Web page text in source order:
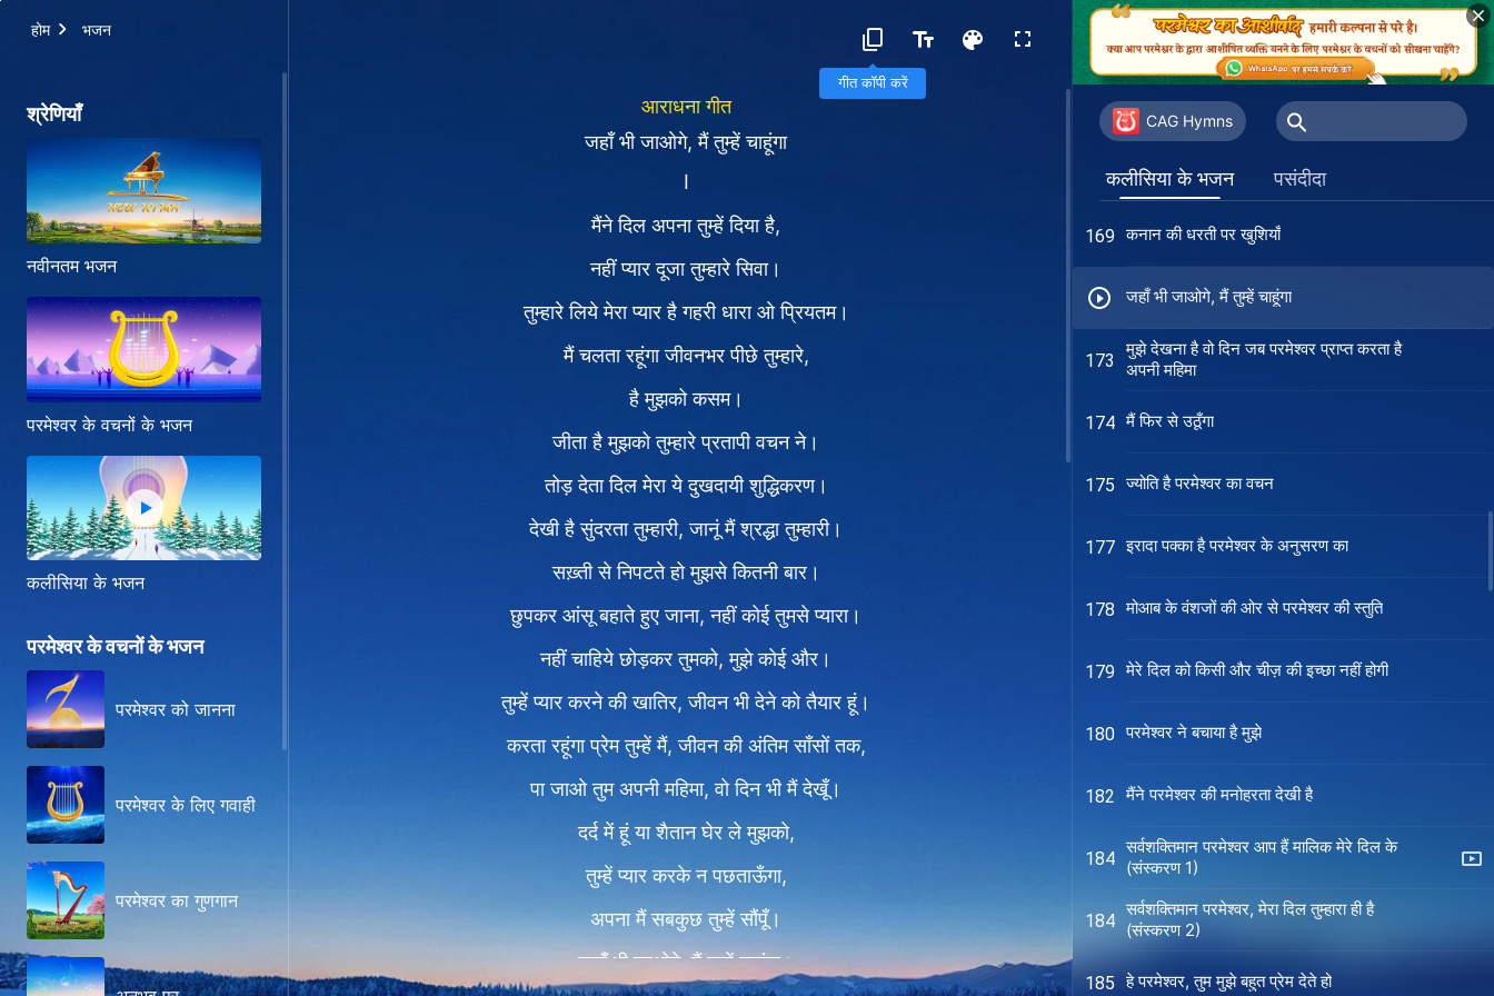
होम भजन
गीत कॉपी करें
श्रेणियाँ
नवीनतम भजन
परमेश्वर के वचनों के भजन
कलीसिया के भजन
परमेश्वर के वचनों के भजन
परमेश्वर को जानना
परमेश्वर के लिए गवाही
परमेश्वर का गुणगान
आराधना गीत
जहाँ भी जाओगे, मैं तुम्हें चाहूंगा
I
मैंने दिल अपना तुम्हें दिया है,
नहीं प्यार दूजा तुम्हारे सिवा।
तुम्हारे लिये मेरा प्यार है गहरी धारा ओ प्रियतम।
मैं चलता रहूंगा जीवनभर पीछे तुम्हारे,
है मुझको कसम।
जीता है मुझको तुम्हारे प्रतापी वचन ने।
तोड़ देता दिल मेरा ये दुखदायी शुद्धिकरण।
देखी है सुंदरता तुम्हारी, जानूं मैं श्रद्धा तुम्हारी।
सख़्ती से निपटते हो मुझसे कितनी बार।
छुपकर आंसू बहाते हुए जाना, नहीं कोई तुमसे प्यारा।
नहीं चाहिये छोड़कर तुमको, मुझे कोई और।
तुम्हें प्यार करने की खातिर, जीवन भी देने को तैयार हूं।
करता रहूंगा प्रेम तुम्हें मैं, जीवन की अंतिम साँसों तक,
पा जाओ तुम अपनी महिमा, वो दिन भी मैं देखूँ।
दर्द में हूं या शैतान घेर ले मुझको,
तुम्हें प्यार करके न पछताऊँगा,
अपना मैं सबकुछ तुम्हें सौंपूँ।
जहाँ भी जाओगे, मैं तुम्हें चाहूंगा।
CAG Hymns
कलीसिया के भजन पसंदीदा
164 धरती पर सच्चा प्यार पाना क्यों है इतना मुश्किल
166 मैं बस करूँगी परमेश्वर का अनुसरण
168 ओ मेरे प्रिय, मैं तलाश में हूं तुम्हारी
169 कनान की धरती पर खुशियाँ
जहाँ भी जाओगे, मैं तुम्हें चाहूंगा
173
मुझे देखना है वो दिन जब परमेश्वर प्राप्त करता है
अपनी महिमा
174 मैं फिर से उठूँगा
175 ज्योति है परमेश्वर का वचन
177 इरादा पक्का है परमेश्वर के अनुसरण का
178 मोआब के वंशजों की ओर से परमेश्वर की स्तुति
179 मेरे दिल को किसी और चीज़ की इच्छा नहीं होगी
180 परमेश्वर ने बचाया है मुझे
182 मैंने परमेश्वर की मनोहरता देखी है
184
सर्वशक्तिमान परमेश्वर आप हैं मालिक मेरे दिल के
(संस्करण 1)
184
सर्वशक्तिमान परमेश्वर, मेरा दिल तुम्हारा ही है
(संस्करण 2)
185 हे परमेश्वर, तुम मुझे बहुत प्रेम देते हो